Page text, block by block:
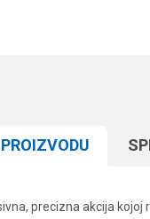
precizna akcija